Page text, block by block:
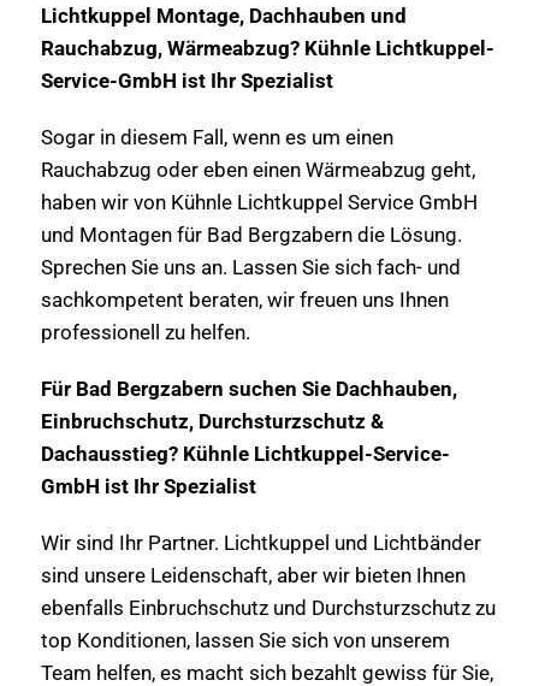
Lichtkuppel Montage, Dachhauben und
Rauchabzug, Wärmeabzug? Kühnle Lichtkuppel-
Service-GmbH ist Ihr Spezialist
Sogar in diesem Fall, wenn es um einen
Rauchabzug oder eben einen Wärmeabzug geht,
haben wir von Kühnle Lichtkuppel Service GmbH
und Montagen für Bad Bergzabern die Lösung.
Sprechen Sie uns an. Lassen Sie sich fach- und
sachkompetent beraten, wir freuen uns Ihnen
professionell zu helfen.
Für Bad Bergzabern suchen Sie Dachhauben,
Einbruchschutz, Durchsturzschutz &
Dachausstieg? Kühnle Lichtkuppel-Service-
GmbH ist Ihr Spezialist
Wir sind Ihr Partner. Lichtkuppel und Lichtbänder
sind unsere Leidenschaft, aber wir bieten Ihnen
ebenfalls Einbruchschutz und Durchsturzschutz zu
top Konditionen, lassen Sie sich von unserem
Team helfen, es macht sich bezahlt gewiss für Sie,